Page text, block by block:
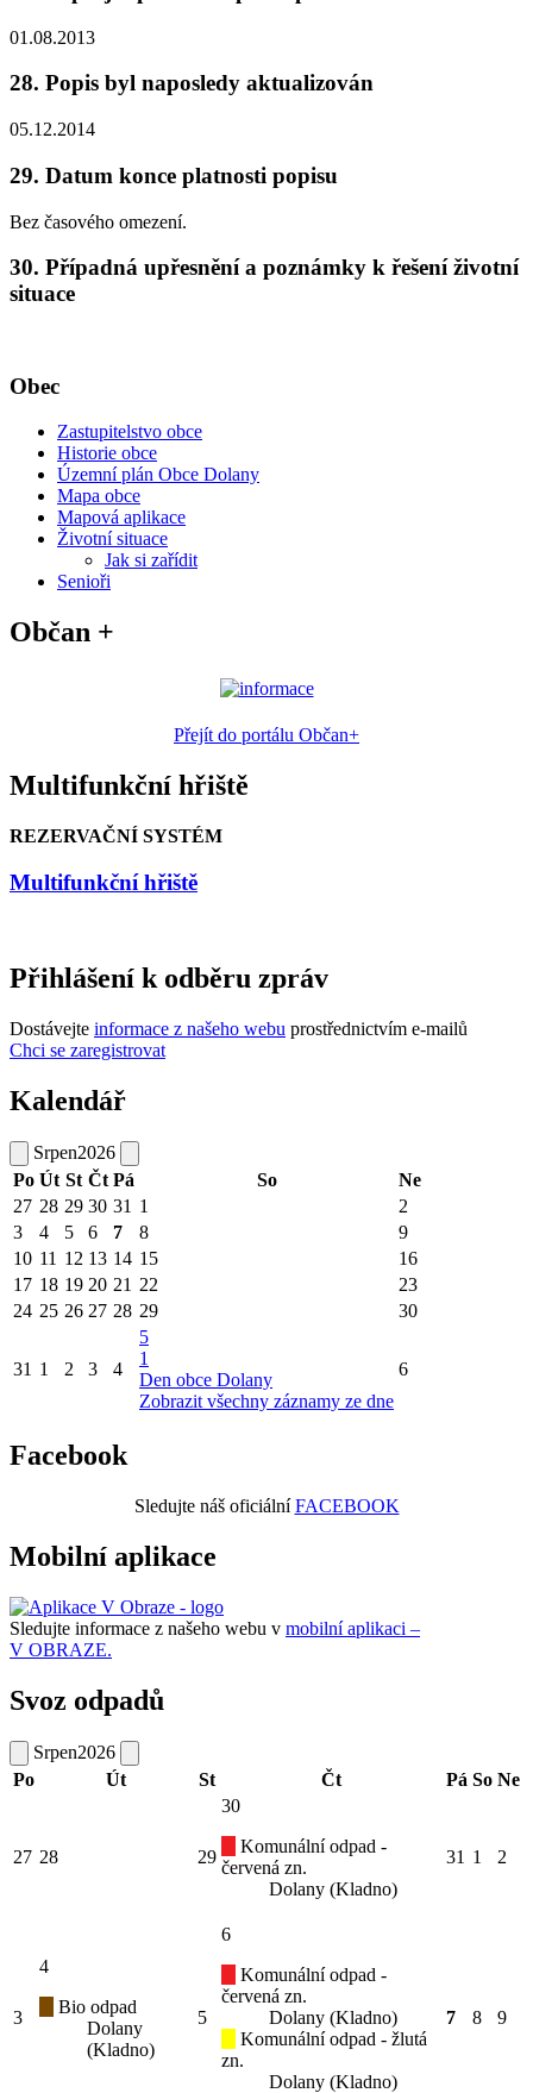
01.08.2013
28. Popis byl naposledy aktualizován
05.12.2014
29. Datum konce platnosti popisu
Bez časového omezení.
30. Případná upřesnění a poznámky k řešení životní
situace
Obec
Zastupitelstvo obce
Historie obce
Územní plán Obce Dolany
Mapa obce
Mapová aplikace
Životní situace
Jak si zařídit
Senioři
Občan +
Přejít do portálu Občan+
Multifunkční hřiště
REZERVAČNÍ SYSTÉM
Multifunkční hřiště
Přihlášení k odběru zpráv
Dostávejte informace z našeho webu prostřednictvím e-mailů
Chci se zaregistrovat
Kalendář
Srpen2026
Po Út St Čt Pá So
Ne
27 28 29 30 31 1
2
3
4 5 6 7 8
9
10 11 12 13 14 15
16
17 18 19 20 21 22
23
24 25 26 27 28 29 30
31 1 2 3 4
5
1
Den obce Dolany
Zobrazit všechny záznamy ze dne
6
Facebook
Sledujte náš oficiálníFACEBOOK
Mobilní aplikace
Sledujte informace z našeho webu v mobilní aplikaci –
V OBRAZE.
Svoz odpadů
Srpen2026
Po
Út St Čt Pá So Ne
27 28 29
30
Komunální odpad -
červená zn.
Dolany (Kladno)
31 1 2
3
4
Bio odpad
Dolany
(Kladno)
5
6
Komunální odpad -
červená zn.
Dolany (Kladno)
Komunální odpad - žlutá
zn.
Dolany (Kladno)
7 8 9